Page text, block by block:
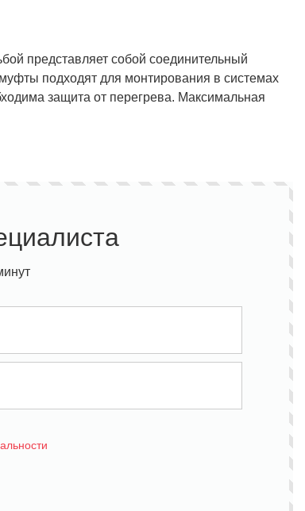
представляет собой соединительный
подходят для монтирования в системах
защита от перегрева. Максимальная